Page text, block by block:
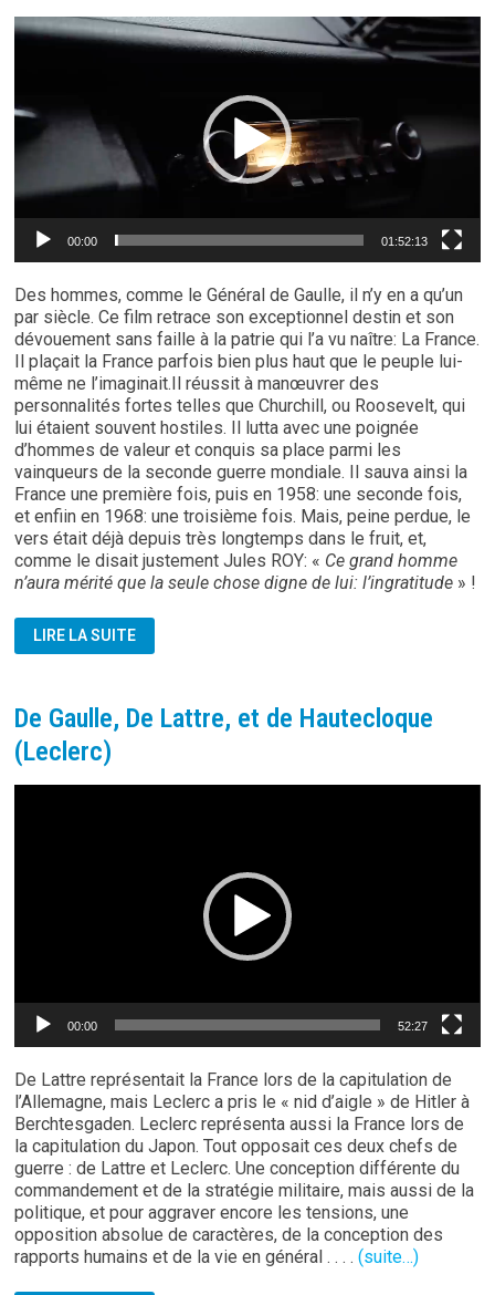
Lecteur
00:00 01:52:13
Des hommes, comme le Général de Gaulle, il n’y en a qu’un
par siècle. Ce film retrace son exceptionnel destin et son
dévouement sans faille à la patrie qui l’a vu naître: La France.
Il plaçait la France parfois bien plus haut que le peuple lui-
même ne l’imaginait.Il réussit à manœuvrer des
personnalités fortes telles que Churchill, ou Roosevelt, qui
lui étaient souvent hostiles. Il lutta avec une poignée
d’hommes de valeur et conquis sa place parmi les
vainqueurs de la seconde guerre mondiale. Il sauva ainsi la
France une première fois, puis en 1958: une seconde fois,
et enfiin en 1968: une troisième fois. Mais, peine perdue, le
vers était déjà depuis très longtemps dans le fruit, et,
comme le disait justement Jules ROY: « Ce grand homme
n’aura mérité que la seule chose digne de lui: l’ingratitude » !
CHARLES
DE
GÉANT
LIRE LA SUITE
De Gaulle, De Lattre, et de Hautecloque
(Leclerc)
00:00 52:27
De Lattre représentait la France lors de la capitulation de
l’Allemagne, mais Leclerc a pris le « nid d’aigle » de Hitler à
Berchtesgaden. Leclerc représenta aussi la France lors de
la capitulation du Japon. Tout opposait ces deux chefs de
guerre : de Lattre et Leclerc. Une conception différente du
commandement et de la stratégie militaire, mais aussi de la
politique, et pour aggraver encore les tensions, une
opposition absolue de caractères, de la conception des
rapports humains et de la vie en général . . . .(suite…)